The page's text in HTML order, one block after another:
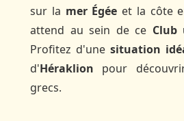
sur la mer Égée et la côte
attend au sein de ce Club
Profitez d'une situation
d'Héraklion pour
grecs.